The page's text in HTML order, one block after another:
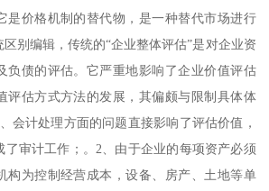
是价格机制的替代物，是一种替代市场进行
别编辑，传统的“企业整体评估”是对企业资
负债的评估。它严重地影响了企业价值评估
评估方式方法的发展，其偏颇与限制具体体
会计处理方面的问题直接影响了评估价值，
了审计工作；。2、由于企业的每项资产必须
构为控制经营成本，设备、房产、土地等单